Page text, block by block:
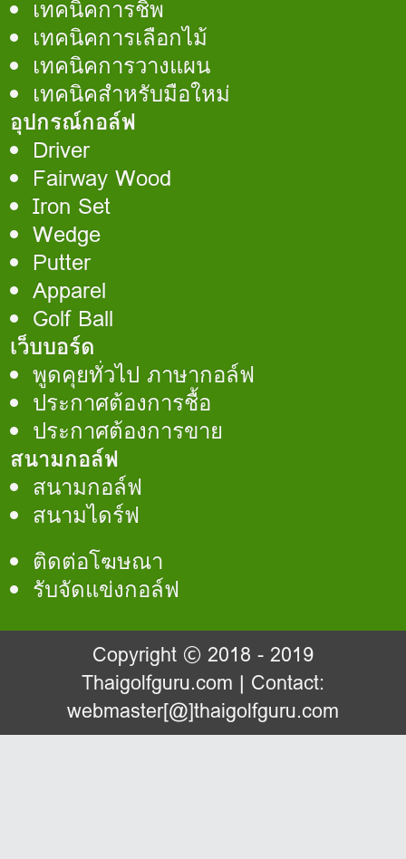
เทคนิคการชิพ
เทคนิคการเลือกไม้
เทคนิคการวางแผน
เทคนิคสำหรับมือใหม่
อุปกรณ์กอล์ฟ
Driver
Fairway Wood
Iron Set
Wedge
Putter
Apparel
Golf Ball
เว็บบอร์ด
พูดคุยทั่วไป ภาษากอล์ฟ
ประกาศต้องการชื้อ
ประกาศต้องการขาย
สนามกอล์ฟ
สนามกอล์ฟ
สนามไดร์ฟ
ติดต่อโฆษณา
รับจัดแข่งกอล์ฟ
Copyright © 2018 - 2019
Thaigolfguru.com | Contact:
webmaster[@]thaigolfguru.com